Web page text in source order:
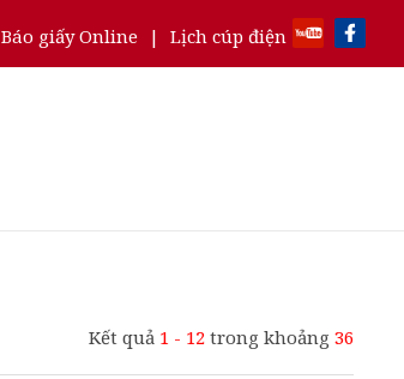
Báo giấy Online | Lịch cúp điện
Kết quả 1 - 12 trong khoảng 36